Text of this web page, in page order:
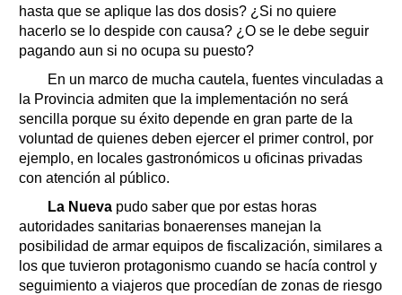
hasta que se aplique las dos dosis? ¿Si no quiere
hacerlo se lo despide con causa? ¿O se le debe seguir
pagando aun si no ocupa su puesto?
En un marco de mucha cautela, fuentes vinculadas a
la Provincia admiten que la implementación no será
sencilla porque su éxito depende en gran parte de la
voluntad de quienes deben ejercer el primer control, por
ejemplo, en locales gastronómicos u oficinas privadas
con atención al público.
La Nueva pudo saber que por estas horas
autoridades sanitarias bonaerenses manejan la
posibilidad de armar equipos de fiscalización, similares a
los que tuvieron protagonismo cuando se hacía control y
seguimiento a viajeros que procedían de zonas de riesgo